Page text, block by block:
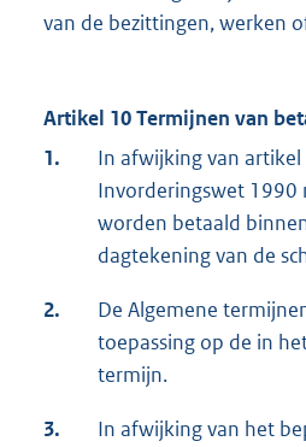
van de bezittingen, werken
Artikel 10 Termijnen van
1.
In afwijking van artikel
Invorderingswet 1990
worden betaald
dagtekening van de
2.
De Algemene
toepassing op de in
termijn.
3.
In afwijking van het